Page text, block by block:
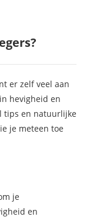
er zelf veel aan
hevigheid en
tips en natuurlijke
je meteen toe
je
en